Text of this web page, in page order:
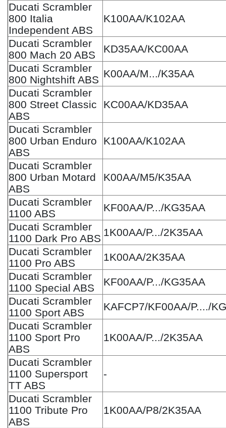
Ducati Scrambler
800 Italia
Independent ABS
K100AA/K102AA
Ducati Scrambler
800 Mach 20 ABS
KD35AA/KC00AA
Ducati Scrambler
800 Nightshift ABS
K00AA/M.../K35AA
Ducati Scrambler
800 Street Classic
ABS
KC00AA/KD35AA
Ducati Scrambler
800 Urban Enduro
ABS
K100AA/K102AA
Ducati Scrambler
800 Urban Motard
ABS
K00AA/M5/K35AA
Ducati Scrambler
1100 ABS
KF00AA/P.../KG35AA
Ducati Scrambler
1100 Dark Pro ABS
1K00AA/P.../2K35AA
Ducati Scrambler
1100 Pro ABS
1K00AA/2K35AA
Ducati Scrambler
1100 Special ABS
KF00AA/P.../KG35AA
Ducati Scrambler
1100 Sport ABS
KAFCP7/KF00AA/P..../
Ducati Scrambler
1100 Sport Pro
ABS
1K00AA/P.../2K35AA
Ducati Scrambler
1100 Supersport
TT ABS
-
Ducati Scrambler
1100 Tribute Pro
ABS
1K00AA/P8/2K35AA